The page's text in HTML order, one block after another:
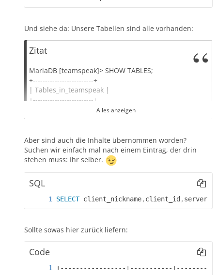
Und siehe da: Unsere Tabellen sind alle vorhanden:
Zitat
MariaDB [teamspeak]> SHOW TABLES;
+-------------------------+
| Tables_in_teamspeak |
+-------------------------+
| channels |
| client_properties |
| clients |
| group_channel_to_client |
| group_server_to_client |
| instance_properties |
| messages |
| perm_channel |
| perm_channel_clients |
| perm_channel_groups |
Alles anzeigen
Aber sind auch die Inhalte übernommen worden?
Suchen wir einfach mal nach einem Eintrag, der drin
stehen muss: Ihr selber.
SQL
SELECT client_nickname, client_id ,
Sollte sowas hier zurück liefern:
Code
+-----------------+-----------+-----------